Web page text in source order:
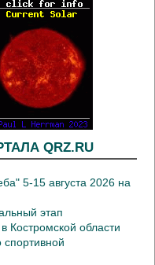
QRZ.RU
5-15 августа 2026 на
этап
Костромской области